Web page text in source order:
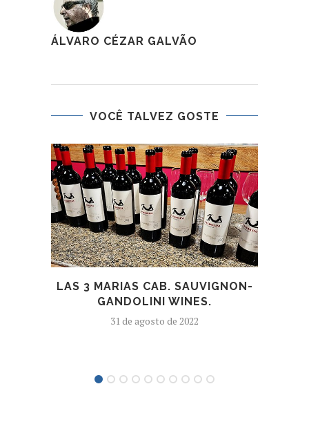
ÁLVARO CÉZAR GALVÃO
VOCÊ TALVEZ GOSTE
LAS 3 MARIAS CAB. SAUVIGNON-
GANDOLINI WINES.
31 de agosto de 2022